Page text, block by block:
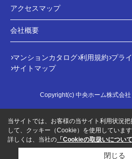
アクセスマップ
会社概要
マンションカタログ 利用規約 プラ
サイトマップ
Copyright(c) 中央ホーム株式会
当サイトでは、お客様の当サイト利用状況
して、クッキー（Cookie）を使用しています
詳しくは、当社の 「Cookieの取扱いについて
閉じる